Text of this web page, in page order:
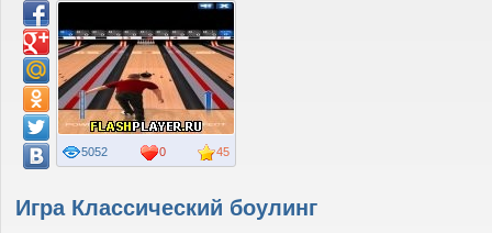
Игра Классический боулинг
45
5052 0